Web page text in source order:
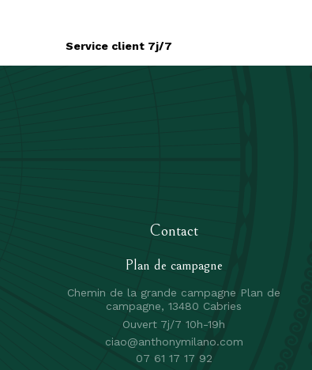
Service client 7j/7
Contact
Plan de campagne
Chemin de la grande campagne Plan de
campagne, 13480 Cabries
Ouvert 7j/7 10h-19h
ciao@anthonymilano.com
07 61 17 17 92